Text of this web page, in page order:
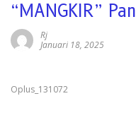
“MANGKIR”
Rj
Januari 18, 2025
Oplus_131072